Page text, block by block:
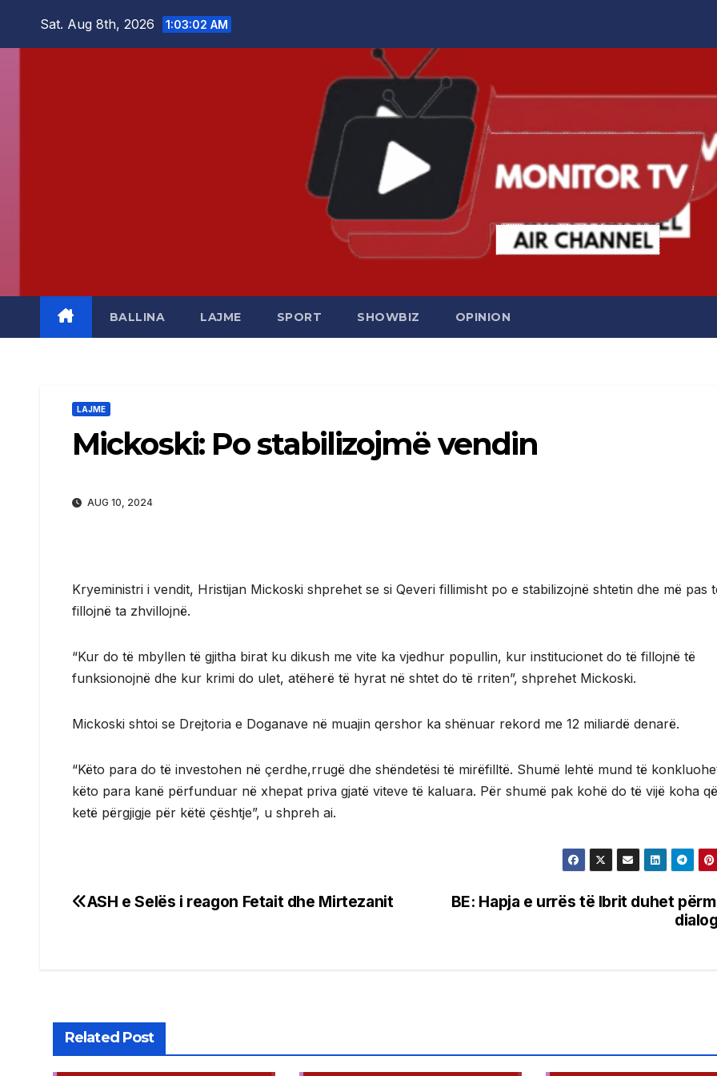
Sat. Aug 8th, 2026 1:03:02 AM
BALLINA LAJME SPORT SHOWBIZ OPINION
LAJME
Mickoski: Po stabilizojmë vendin
AUG 10, 2024
Kryeministri i vendit, Hristijan Mickoski shprehet se si Qeveri fillimisht po e stabilizojnë shtetin dhe më pas
fillojnë ta zhvillojnë.
“Kur do të mbyllen të gjitha birat ku dikush me vite ka vjedhur popullin, kur institucionet do të fillojnë të
funksionojnë dhe kur krimi do ulet, atëherë të hyrat në shtet do të rriten”, shprehet Mickoski.
Mickoski shtoi se Drejtoria e Doganave në muajin qershor ka shënuar rekord me 12 miliardë denarë.
“Këto para do të investohen në çerdhe,rrugë dhe shëndetësi të mirëfilltë. Shumë lehtë mund të
këto para kanë përfunduar në xhepat priva gjatë viteve të kaluara. Për shumë pak kohë do të vijë koha
ketë përgjigje për këtë çështje”, u shpreh ai.
Post
BE: Hapja e urrës të Ibrit duhet
ASH e Selës i reagon Fetait dhe Mirtezanit
Related Post